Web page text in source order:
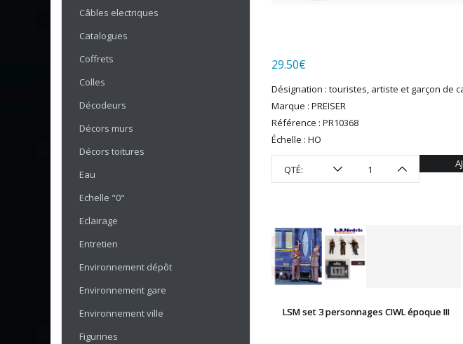
Câbles electriques
Catalogues
Coffrets
Colles
Décodeurs
Décors murs
Décors toitures
Eau
Echelle "0"
Eclairage
Entretien
Environnement dépôt
Environnement gare
Environnement ville
Figurines
29.50€
Désignation : touristes, artiste et garçon de
Marque : PREISER
Référence : PR10368
Échelle : HO
QTÉ:
LSM set 3 personnages CIWL époque III